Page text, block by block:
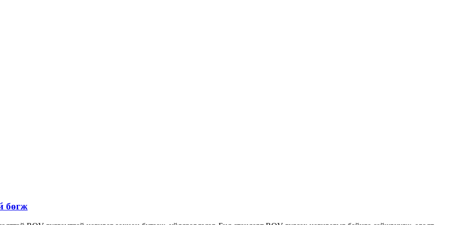
бөгж